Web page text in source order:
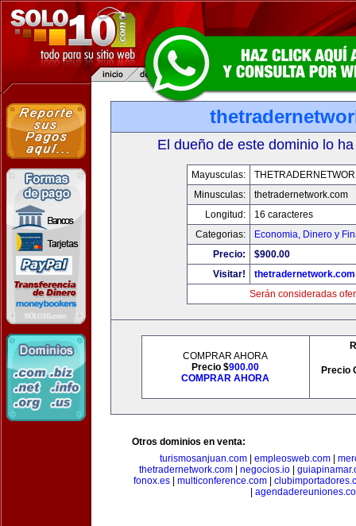
El dueño de este dominio lo
Mayusculas:
Minusculas:
thetradernetwork.com
Longitud:
16 caracteres
Categorias:
Economia, Dinero y
Precio:
$900.00
Visitar!
thetradernetwork.com
Serán consideradas
COMPRAR AHORA
Precio $900.00
COMPRAR AHORA
Precio
Otros dominios en venta:
turismosanjuan.com| empleosweb.com|
thetradernetwork.com
negocios.io
fonox.es| multiconference.com|